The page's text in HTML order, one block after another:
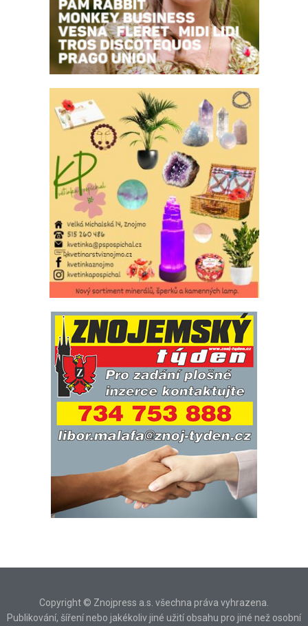
Copyright © Znojpress a.s. všechna práva vyhrazena.
Publikování, šíření nebo jakékoliv jiné užití obsahu pro jiné než osobní